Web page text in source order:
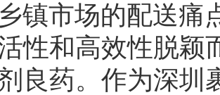
镇市场的配送痛
性和高效性脱颖
良药。作为深圳